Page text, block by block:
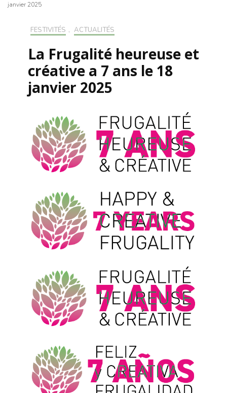
janvier 2025
FESTIVITÉS , ACTUALITÉS
La Frugalité heureuse et
créative a 7 ans le 18
janvier 2025